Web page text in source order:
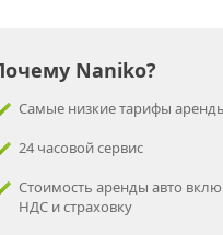
Naniko?
Самые низкие тарифы
24 часовой сервис
Стоимость аренды авто
НДС и страховку